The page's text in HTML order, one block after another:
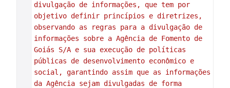
divulgação de informações, que tem por
objetivo definir princípios e diretrizes,
observando as regras para a divulgação de
informações sobre a Agência de Fomento de
Goiás S/A e sua execução de políticas
públicas de desenvolvimento econômico e
social, garantindo assim que as informações
da Agência sejam divulgadas de forma